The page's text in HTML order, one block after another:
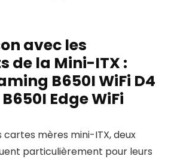
avec les
de la Mini-ITX :
B650I WiFi D4
Edge WiFi
cartes mères mini-ITX, deux
particulièrement pour leurs